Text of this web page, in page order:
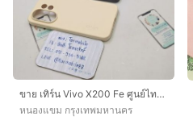
ขาย เทิร์น Vivo X200 Fe ศูนย์ไทย สภาพใหม่เอี่ยม อุปกรณ์ครบยกกล่อง ประกันยาว ถึงปี 70 เพียง 14,590 บาท ครับ
หนองแขม กรุงเทพมหานคร